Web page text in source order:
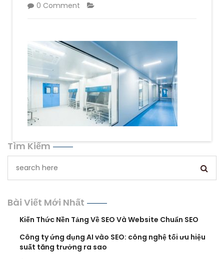
0 Comment
Tìm Kiếm
Bài Viết Mới Nhất
Kiến Thức Nền Tảng Về SEO Và Website Chuẩn SEO
Công ty ứng dụng AI vào SEO: công nghệ tối ưu hiệu
suất tăng trưởng ra sao